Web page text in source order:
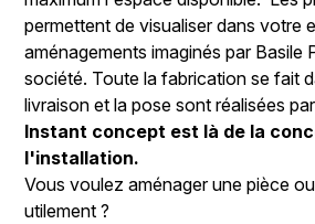
permettent de visualiser dans votre
aménagements imaginés par Basile
société. Toute la fabrication se fait
livraison et la pose sont réalisées
Instant concept est là de la
l'installation.
Vous voulez aménager une pièce
utilement ?